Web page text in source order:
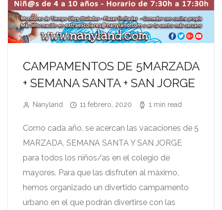
CAMPAMENTOS DE 5MARZADA
+ SEMANA SANTA + SAN JORGE
Nanyland 11 febrero, 2020 1 min read
Como cada año, se acercan las vacaciones de 5
MARZADA, SEMANA SANTA Y SAN JORGE
para todos los niños/as en el colegio de
mayores. Para que las disfruten al máximo,
hemos organizado un divertido campamento
urbano en el que podrán divertirse con las